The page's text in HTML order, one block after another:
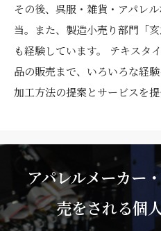
その後、呉服・雑貨・アパレ
当。また、製造小売り部門「
も経験しています。 テキスタ
品の販売まで、いろいろな経
加工方法の提案とサービスを提
アパレルメーカー
売をされる個